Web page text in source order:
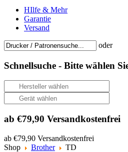
HIlfe & Mehr
Garantie
Versand
oder
Schnellsuche - Bitte wählen
ab €79,90 Versandkostenfrei
ab €79,90 Versandkostenfrei
Shop
Brother TD